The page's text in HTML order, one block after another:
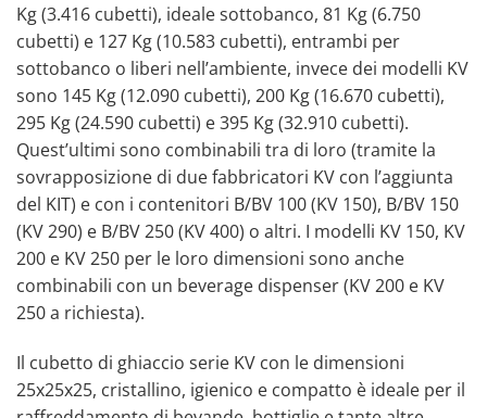
Kg (3.416 cubetti), ideale sottobanco, 81 Kg (6.750
cubetti) e 127 Kg (10.583 cubetti), entrambi per
sottobanco o liberi nell’ambiente, invece dei modelli KV
sono 145 Kg (12.090 cubetti), 200 Kg (16.670 cubetti),
295 Kg (24.590 cubetti) e 395 Kg (32.910 cubetti).
Quest’ultimi sono combinabili tra di loro (tramite la
sovrapposizione di due fabbricatori KV con l’aggiunta
del KIT) e con i contenitori B/BV 100 (KV 150), B/BV 150
(KV 290) e B/BV 250 (KV 400) o altri. I modelli KV 150, KV
200 e KV 250 per le loro dimensioni sono anche
combinabili con un beverage dispenser (KV 200 e KV
250 a richiesta).
Il cubetto di ghiaccio serie KV con le dimensioni
25x25x25, cristallino, igienico e compatto è ideale per il